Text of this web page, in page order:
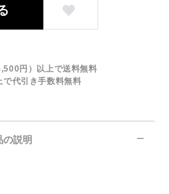
円）以上で送料無料
で代引き手数料無料
の説明